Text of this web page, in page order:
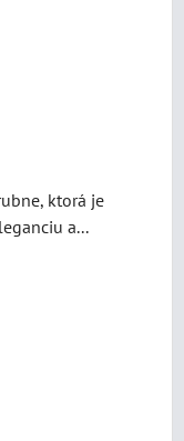
ktorá je
a...